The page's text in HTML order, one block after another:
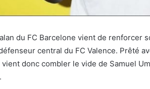
du FC Barcelone vient de renforcer
central du FC Valence. Prêté
vient donc combler le vide de Samuel